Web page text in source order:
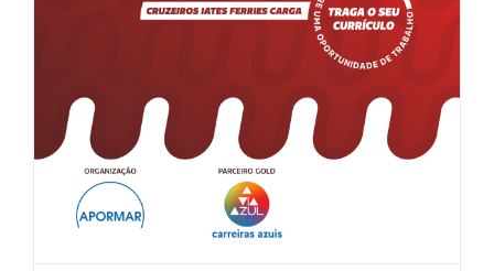
num Navio.
Noticias del Sector Marítimo